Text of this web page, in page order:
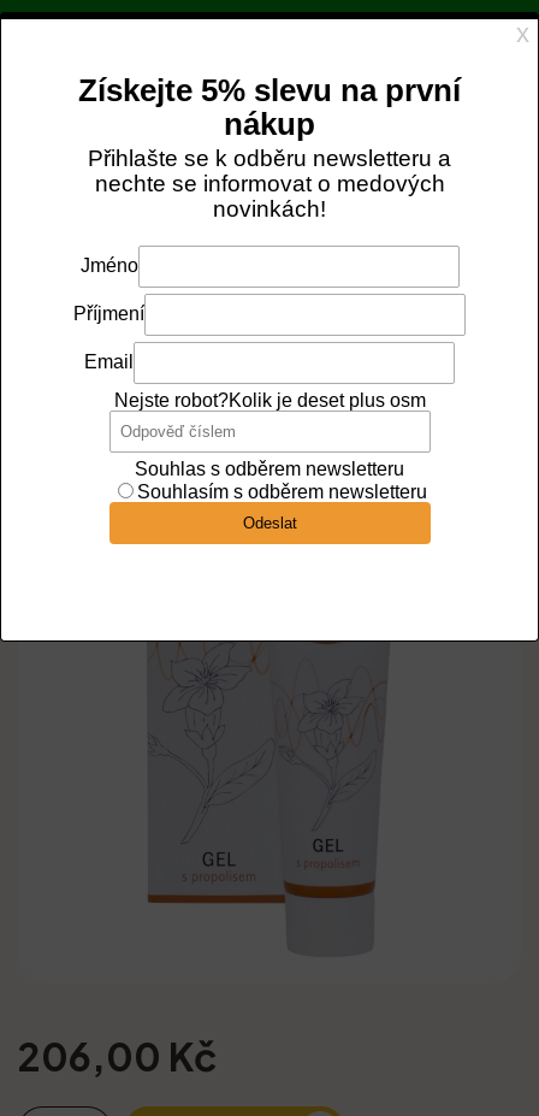
DOPRAVA ZDARMA OD NÁKUPU ZA 1 299 KČ
info@uull.cz
Kosmetika Přírodní gel s propolisem
Výrobce:
Přírodní gel s propolisem
206,00 Kč
Tento web využívá cookies
Tyto webové stránky ukládají v souladu se zákony na vaše
zařízení soubory, obecně nazývané cookies. Odsouhlaste
prosím nastavení cookies souborů pro použití webu.
Nezbytně nutné soubory cookies
Analytické soubory cookies
Marketingové soubory cookies
Přijmout všechny soubory cookies
Povolit jen nezbytně nutné cookies
Více informací